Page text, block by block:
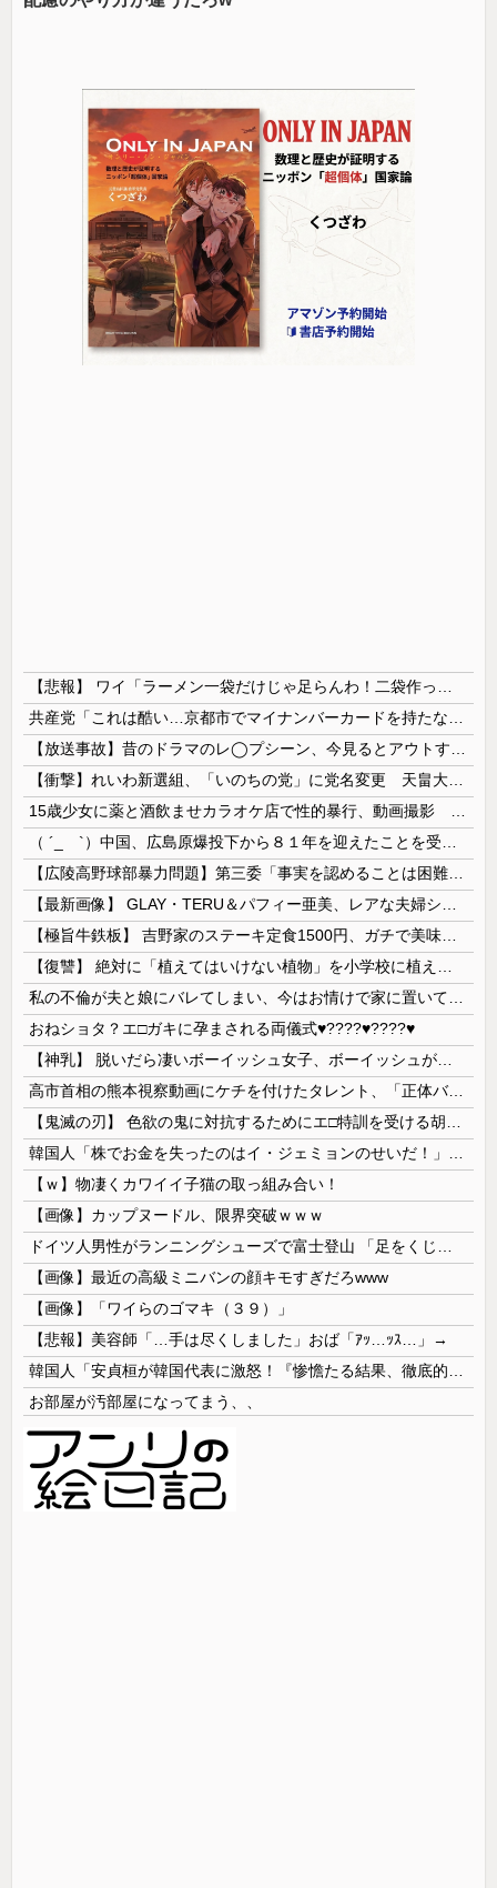
【悲報】 ワイ「ラーメン一袋だけじゃ足らんわ！二袋作ったろ！」→結果ｗｗｗ
共産党「これは酷い…京都市でマイナンバーカードを持たない29万人がポイント給付事業から排除された」
【放送事故】昔のドラマのレ◯プシーン、今見るとアウトすぎる・・・
【衝撃】れいわ新選組、「いのちの党」に党名変更 天畠大輔氏が共同代表へ
15歳少女に薬と酒飲ませカラオケ店で性的暴行、動画撮影 54歳無職を再逮捕 動画770本も見つかる
（ ´_ゝ`）中国、広島原爆投下から８１年を迎えたことを受け「日本は原爆被害者の立場で同情を買おうとするのを止めろ」
【広陵高野球部暴力問題】第三委「事実を認めることは困難」元部員「SNS開示請求開始」犯人として晒してた人達に損害賠償請求訴訟を起こす方針
【最新画像】 GLAY・TERU＆パフィー亜美、レアな夫婦ショットを公開してしまう！
【極旨牛鉄板】 吉野家のステーキ定食1500円、ガチで美味そうｗｗｗ
【復讐】 絶対に「植えてはいけない植物」を小学校に植えた→20年経って見に行くと…「！？」衝撃の光景が・・・
私の不倫が夫と娘にバレてしまい、今はお情けで家に置いてもらっている状態です。行為を娘に見られていたなんて全く気付きませんでした。娘の「汚...
おねショタ？エ□ガキに孕まされる両儀式♥️????♥️????♥️
【神乳】 脱いだら凄いボーイッシュ女子、ボーイッシュがどうでも良くなる ”お○ぱい” がこちらｗｗｗｗｗ
高市首相の熊本視察動画にケチを付けたタレント、「正体バレバレよな」と黒電話の呼び方であっさりと……
【鬼滅の刃】 色欲の鬼に対抗するためにエ□特訓を受ける胡蝶しのぶ…！クールなしのぶが快楽に抗えず翻弄されちゃう…
韓国人「株でお金を失ったのはイ・ジェミョンのせいだ！」として支持率が右肩下がりに……まあ、本当にその側面があるので救えないんですが
【ｗ】物凄くカワイイ子猫の取っ組み合い！
【画像】カップヌードル、限界突破ｗｗｗ
ドイツ人男性がランニングシューズで富士登山 「足をくじいて動けない」
【画像】最近の高級ミニバンの顔キモすぎだろwww
【画像】「ワイらのゴマキ（３９）」
【悲報】美容師「…手は尽くしました」おば「ｱｯ…ｯｽ…」→
韓国人「安貞桓が韓国代表に激怒！『惨憺たる結果、徹底的な刷新が必要だ』と監督や協会を痛烈批判」
お部屋が汚部屋になってまう、、